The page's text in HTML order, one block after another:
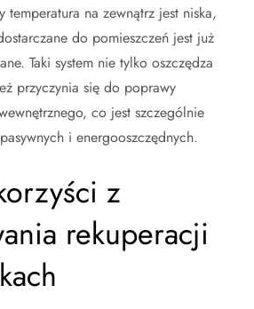
temperatura na zewnątrz jest niska,
do pomieszczeń jest już
Taki system nie tylko oszczędza
przyczynia się do poprawy
co jest szczególnie
i energooszczędnych.
z
rekuperacji